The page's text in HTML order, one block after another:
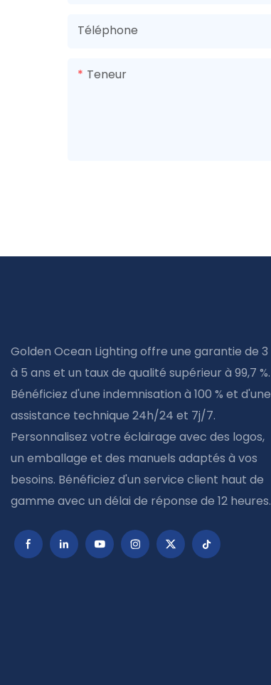
Téléphone
Teneur
Golden Ocean Lighting offre une garantie de 3
à 5 ans et un taux de qualité supérieur à 99,7 %.
Bénéficiez d'une indemnisation à 100 % et d'une
assistance technique 24h/24 et 7j/7.
Personnalisez votre éclairage avec des logos,
un emballage et des manuels adaptés à vos
besoins. Bénéficiez d'un service client haut de
gamme avec un délai de réponse de 12 heures.